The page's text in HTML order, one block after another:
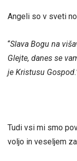
Angeli so v sveti
“Slava Bogu na
Glejte, danes se
je Kristusu
Tudi vsi mi smo
voljo in veseljem